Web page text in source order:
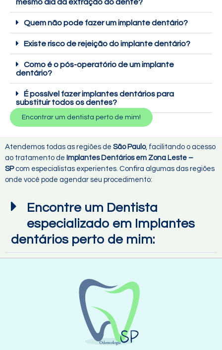
mesmo dia da extração do dente?
Quem não pode fazer um implante dentário?
Existe risco de rejeição do implante dentário?
Como é o pós-operatório de um implante
dentário?
É possível fazer implantes dentários para
substituir todos os dentes?
Encontrar um dentista perto de mim!
Atendemos todas as regiões de São Paulo, facilitando o acesso
ao tratamento de Implantes Dentários em Zona Leste –
SP com especialistas experientes. Confira algumas das regiões
onde você pode agendar seu procedimento:
Encontre um Dentista
especializado em Implantes
dentários perto de mim: